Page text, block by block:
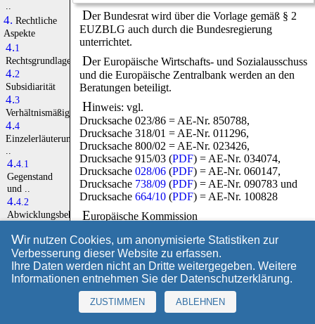
Der Bundesrat wird über die Vorlage gemäß § 2
EUZBLG auch durch die Bundesregierung
unterrichtet.
Der Europäische Wirtschafts- und Sozialausschuss
und die Europäische Zentralbank werden an den
Beratungen beteiligt.
Hinweis: vgl.
Drucksache 023/86 = AE-Nr. 850788,
Drucksache 318/01 = AE-Nr. 011296,
Drucksache 800/02 = AE-Nr. 023426,
Drucksache 915/03 (PDF) = AE-Nr. 034074,
Drucksache028/06 (PDF) = AE-Nr. 060147,
Drucksache 738/09 (PDF) = AE-Nr. 090783 und
Drucksache664/10 (PDF) = AE-Nr. 100828
Europäische Kommission
COM (2012) 280 final/2
2012/0150 (COD)
Vorschlag für Richtlinie des Europäischen
Parlaments des Rates zur Festlegung eines
Rahmens für die Sanierung und Abwicklung von
Kreditinstituten und Wertpapierfirmen und zur
4. Rechtliche
Aspekte
4.1
Rechtsgrundlage
4.2
Subsidiarität
4.3
Verhältnismäßigkeit
4.4
Einzelerläuterung
4.4.1
Gegenstand
und ..
4.4.2
Abwicklungsbehörden
4.4.3
Sanierungs- ..
4.4.4
Befugnisse
Wir nutzen Cookies, um anonymisierte Statistiken zur
Verbesserung dieser Website zu erfassen.
Ihre Daten werden nicht an Dritte weitergegeben. Weitere
Informationen entnehmen Sie der Datenschutzerklärung.
ZUSTIMMEN ABLEHNEN